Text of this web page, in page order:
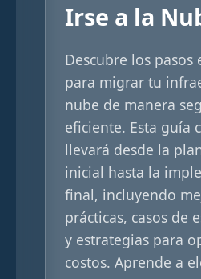
Irse a la
Descubre los pasos
para migrar tu
nube de manera
eficiente. Esta guía
llevará desde la
inicial hasta la
final, incluyendo
prácticas, casos de
y estrategias para
costos. Aprende a